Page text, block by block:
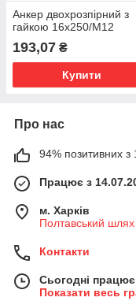
Анкер двохрозпірний з
гайкою 16х250/М12
193,07 ₴
Купити
Про нас
94% позитивних з
Працює з
м. Харків
Полтавський шлях
Контакти
Сьогодні
Показати весь